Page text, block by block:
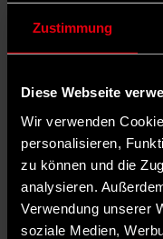
Zustimmung
Diese Webseite
Wir verwenden
personalisieren,
zu können und die
analysieren.
Verwendung unserer
soziale Medien,